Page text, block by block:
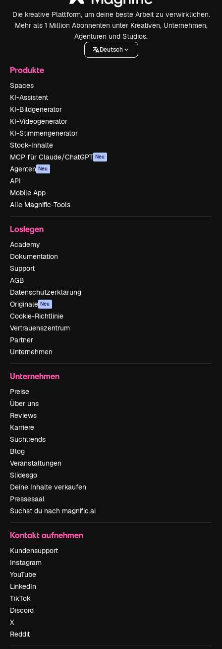
Die kreative Plattform, um deine beste Arbeit zu verwirklichen.
Mehr als 1 Million Abonnenten unter Kreativen, Unternehmen,
Agenturen und Studios.
Deutsch
Produkte
Spaces
KI-Assistent
KI-Bildgenerator
KI-Videogenerator
KI-Stimmengenerator
Stock-Inhalte
MCP für Claude/ChatGPT Neu
Agenten Neu
API
Mobile App
Alle Magnific-Tools
Loslegen
Academy
Dokumentation
Support
AGB
Datenschutzerklärung
Originale Neu
Cookie-Richtlinie
Vertrauenszentrum
Partner
Unternehmen
Unternehmen
Preise
Über uns
Reviews
Karriere
Suchtrends
Blog
Veranstaltungen
Slidesgo
Deine Inhalte verkaufen
Pressesaal
Suchst du nach magnific.ai
Kontakt aufnehmen
Kundensupport
Instagram
YouTube
LinkedIn
TikTok
Discord
X
Reddit